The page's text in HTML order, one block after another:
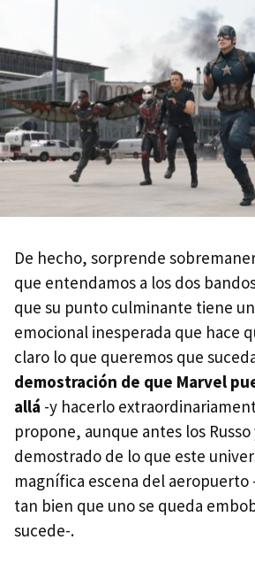
De hecho, sorprende
que entendamos a los dos
que su punto culminante tiene
emocional inesperada que hace
claro lo que queremos que
demostración de que Marvel
allá -y hacerlo
propone, aunque antes los
demostrado de lo que este
magnífica escena del aeropuerto
tan bien que uno se queda
sucede-.